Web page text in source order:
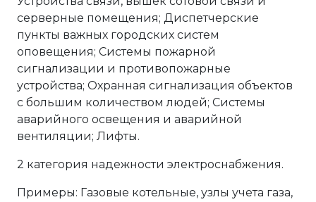
серверные помещения; Диспетчерские
пункты важных городских систем
оповещения; Системы пожарной
сигнализации и противопожарные
устройства; Охранная сигнализация объектов
с большим количеством людей; Системы
аварийного освещения и аварийной
вентиляции; Лифты.
2 категория надежности электроснабжения.
Примеры: Газовые котельные, узлы учета газа,